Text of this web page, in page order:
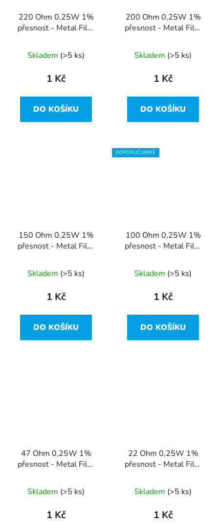
220 Ohm 0,25W 1%
přesnost - Metal Film
Skladem (>5 ks)
1 Kč
DO KOŠÍKU
200 Ohm 0,25W 1%
přesnost - Metal Film
Skladem (>5 ks)
1 Kč
DO KOŠÍKU
150 Ohm 0,25W 1%
přesnost - Metal Film
Skladem (>5 ks)
1 Kč
DO KOŠÍKU
DOPORUČUJEME
100 Ohm 0,25W 1%
přesnost - Metal Film
Skladem (>5 ks)
1 Kč
DO KOŠÍKU
47 Ohm 0,25W 1%
přesnost - Metal Film
Skladem (>5 ks)
1 Kč
22 Ohm 0,25W 1%
přesnost - Metal Film
Skladem (>5 ks)
1 Kč